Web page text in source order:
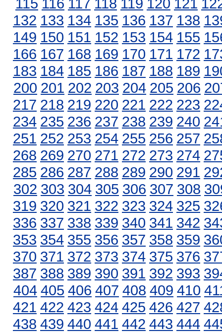
132 133 134 135 136 137 138
149 150 151 152 153 154 155
166 167 168 169 170 171 172
183 184 185 186 187 188 189
200 201 202 203 204 205 206
217 218 219 220 221 222 223
234 235 236 237 238 239 240
251 252 253 254 255 256 257
268 269 270 271 272 273 274
285 286 287 288 289 290 291
302 303 304 305 306 307 308
319 320 321 322 323 324 325
336 337 338 339 340 341 342
353 354 355 356 357 358 359
370 371 372 373 374 375 376
387 388 389 390 391 392 393
404 405 406 407 408 409 410
421 422 423 424 425 426 427
438 439 440 441 442 443 444